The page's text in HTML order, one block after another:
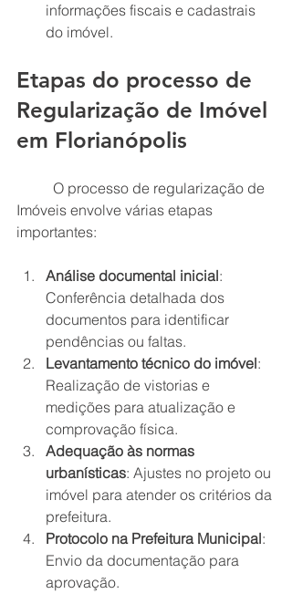
informações fiscais e cadastrais
do imóvel.
Etapas do processo de
Regularização de Imóvel
em Florianópolis
Imóveis envolve várias etapas
importantes:
Análise documental inicial:
Conferência detalhada dos
documentos para identificar
pendências ou faltas.
Levantamento técnico do imóvel:
Realização de vistorias e
medições para atualização e
comprovação física.
Adequação às normas
urbanísticas: Ajustes no projeto ou
imóvel para atender os critérios da
prefeitura.
Protocolo na Prefeitura Municipal:
Envio da documentação para
aprovação.